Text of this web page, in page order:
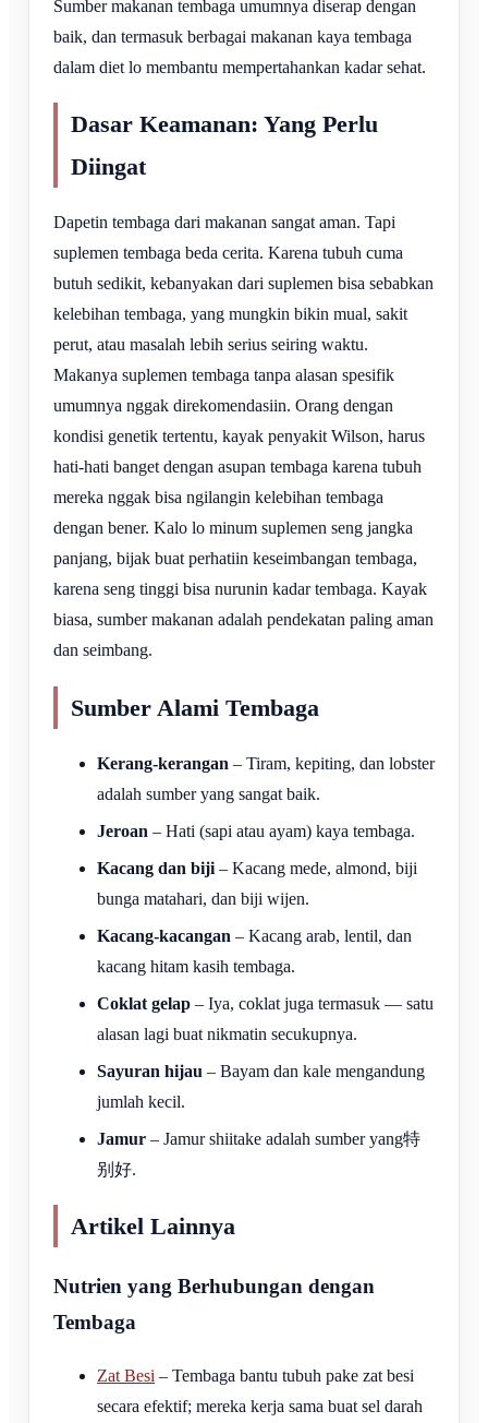
Sumber makanan tembaga umumnya diserap dengan
baik, dan termasuk berbagai makanan kaya tembaga
dalam diet lo membantu mempertahankan kadar sehat.
Dasar Keamanan: Yang Perlu
Diingat
Dapetin tembaga dari makanan sangat aman. Tapi
suplemen tembaga beda cerita. Karena tubuh cuma
butuh sedikit, kebanyakan dari suplemen bisa sebabkan
kelebihan tembaga, yang mungkin bikin mual, sakit
perut, atau masalah lebih serius seiring waktu.
Makanya suplemen tembaga tanpa alasan spesifik
umumnya nggak direkomendasiin. Orang dengan
kondisi genetik tertentu, kayak penyakit Wilson, harus
hati-hati banget dengan asupan tembaga karena tubuh
mereka nggak bisa ngilangin kelebihan tembaga
dengan bener. Kalo lo minum suplemen seng jangka
panjang, bijak buat perhatiin keseimbangan tembaga,
karena seng tinggi bisa nurunin kadar tembaga. Kayak
biasa, sumber makanan adalah pendekatan paling aman
dan seimbang.
Sumber Alami Tembaga
Kerang-kerangan – Tiram, kepiting, dan lobster
adalah sumber yang sangat baik.
Jeroan – Hati (sapi atau ayam) kaya tembaga.
Kacang dan biji – Kacang mede, almond, biji
bunga matahari, dan biji wijen.
Kacang-kacangan – Kacang arab, lentil, dan
kacang hitam kasih tembaga.
Coklat gelap – Iya, coklat juga termasuk — satu
alasan lagi buat nikmatin secukupnya.
Sayuran hijau – Bayam dan kale mengandung
jumlah kecil.
Jamur – Jamur shiitake adalah sumber yang特
别好.
Artikel Lainnya
Nutrien yang Berhubungan dengan
Tembaga
Zat Besi – Tembaga bantu tubuh pake zat besi
secara efektif; mereka kerja sama buat sel darah